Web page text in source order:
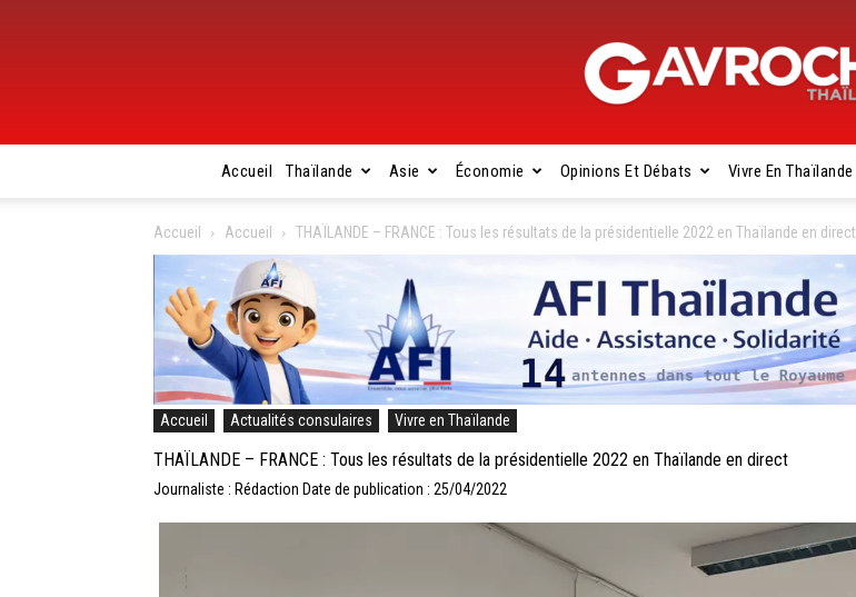
Gavroche
Thaïlande
Accueil Thaïlande Asie Économie Opinions Et Débats Vivre En Thaïlande
Accueil Accueil THAÏLANDE – FRANCE : Tous les résultats de la présidentielle 2022 en Thaïlande en direct
Accueil Actualités consulaires Vivre en Thaïlande
THAÏLANDE – FRANCE : Tous les résultats de la présidentielle 2022 en Thaïlande en direct
Journaliste : Rédaction Date de publication : 25/04/2022